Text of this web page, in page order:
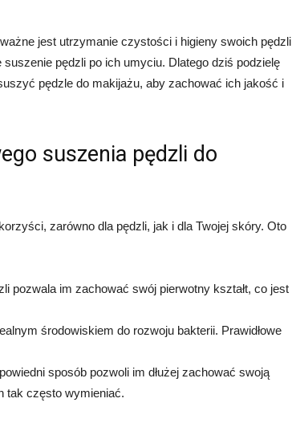
jest utrzymanie czystości i higieny swoich pędzli
pędzli po ich umyciu. Dlatego dziś podzielę
pędzle do makijażu, aby zachować ich jakość i
suszenia pędzli do
zarówno dla pędzli, jak i dla Twojej skóry. Oto
pozwala im zachować swój pierwotny kształt, co jest
środowiskiem do rozwoju bakterii. Prawidłowe
sposób pozwoli im dłużej zachować swoją
tak często wymieniać.